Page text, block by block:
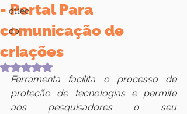
dttec
dpi
- Portal Para
comunicação de
criações
Avaliado com NaN de 5 estrelas.
Ferramenta facilita o processo de
proteção de tecnologias e permite
aos pesquisadores o seu